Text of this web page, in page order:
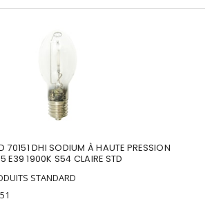
70151 DHI SODIUM À HAUTE PRESSION
E39 1900K S54 CLAIRE STD
STANDARD